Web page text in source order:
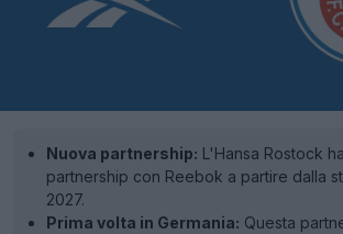
Nuova partnership: L'Hansa Rostock
partnership con Reebok a partire dalla
2027.
Prima volta in Germania: Questa